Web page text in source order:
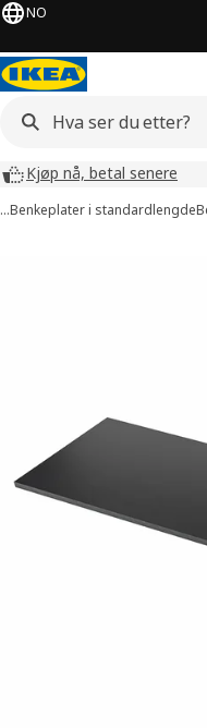
NO
Kjøp nå, betal senere
…Benkeplater i standardlengde